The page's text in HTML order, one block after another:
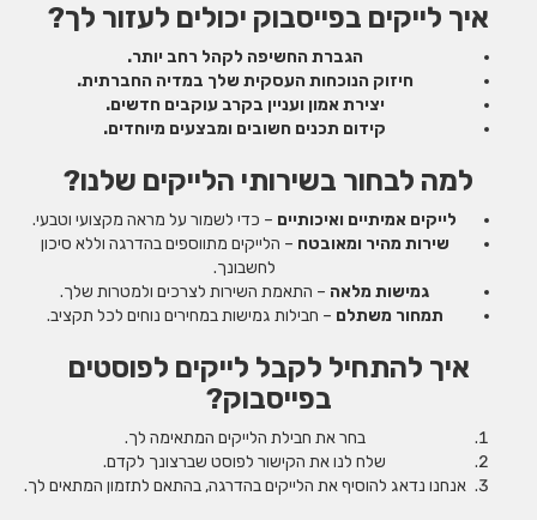
איך לייקים בפייסבוק יכולים לעזור לך?
הגברת החשיפה לקהל רחב יותר.
חיזוק הנוכחות העסקית שלך במדיה החברתית.
יצירת אמון ועניין בקרב עוקבים חדשים.
קידום תכנים חשובים ומבצעים מיוחדים.
למה לבחור בשירותי הלייקים שלנו?
לייקים אמיתיים ואיכותיים – כדי לשמור על מראה מקצועי וטבעי.
שירות מהיר ומאובטח – הלייקים מתווספים בהדרגה וללא סיכון
לחשבונך.
גמישות מלאה – התאמת השירות לצרכים ולמטרות שלך.
תמחור משתלם – חבילות גמישות במחירים נוחים לכל תקציב.
איך להתחיל לקבל לייקים לפוסטים
בפייסבוק?
בחר את חבילת הלייקים המתאימה לך.
שלח לנו את הקישור לפוסט שברצונך לקדם.
אנחנו נדאג להוסיף את הלייקים בהדרגה, בהתאם לתזמון המתאים לך.